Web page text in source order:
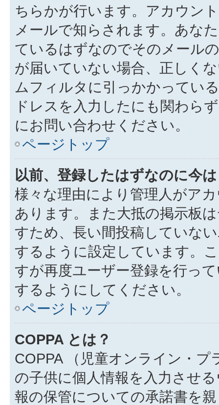
ちらかが行います。アカウン
メールで知らされます。あな
ているはずなのでそのメール
が届いていない場合、正しく
ムフィルタに引っかかってい
ドレスを入力したにも関わら
にお問い合わせください。
ページトップ
以前、登録したはずなのに今
様々な理由により管理人がア
あります。また大抵の掲示板
すため、長い間投稿していな
するように設定しています。
すが再度ユーザー登録を行っ
するようにしてください。
ページトップ
COPPA とは？
COPPA （児童オンライン・
の子供に個人情報を入力させ
報の保管についての承諾書を